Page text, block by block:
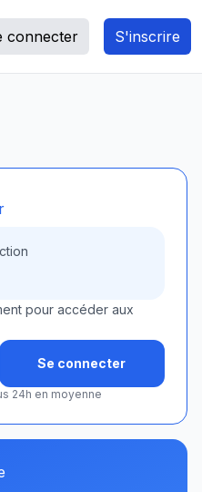
connecter S'inscrire
pour accéder aux
Se connecter
24h en moyenne